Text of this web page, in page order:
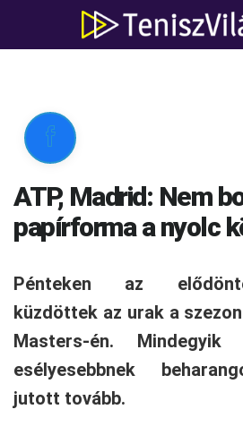

ATP, Madrid: Nem
papírforma a nyolc
Pénteken az
küzdöttek az urak a
Masters-én. Mindegyik
esélyesebbnek
jutott tovább.